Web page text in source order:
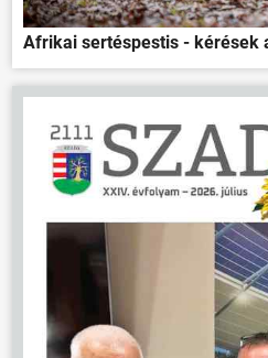
Afrikai sertéspestis - kérések